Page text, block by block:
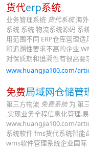
货代erp系统
业务管理系统 货代系统海
系统 系统 物流系统源码 系
用范围不同 ERP仓库管理
和追溯性要求不高的企业
对保质期和追溯性有很高要
www.huangjia100.com/
免费局域网仓储管
第三方物流 免费系统为 第
,实现业务全程信息化管理.
www.huangjia100.com/
系统软件 fms货代系统智能
wms软件管理系统企业国